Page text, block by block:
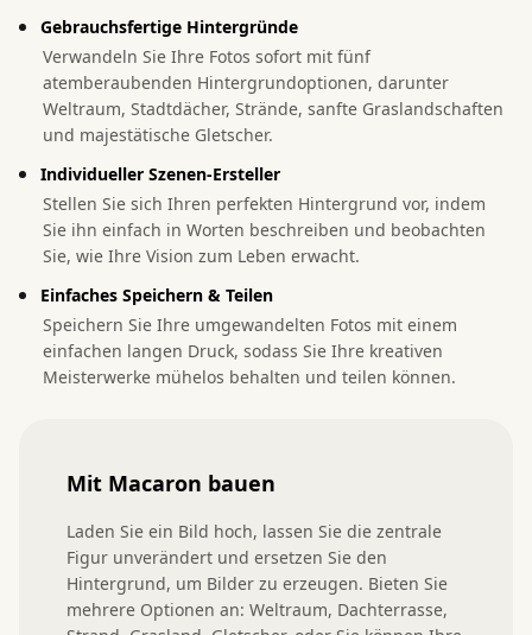
Gebrauchsfertige Hintergründe
Verwandeln Sie Ihre Fotos sofort mit fünf
atemberaubenden Hintergrundoptionen, darunter
Weltraum, Stadtdächer, Strände, sanfte Graslandschaften
und majestätische Gletscher.
Individueller Szenen-Ersteller
Stellen Sie sich Ihren perfekten Hintergrund vor, indem
Sie ihn einfach in Worten beschreiben und beobachten
Sie, wie Ihre Vision zum Leben erwacht.
Einfaches Speichern & Teilen
Speichern Sie Ihre umgewandelten Fotos mit einem
einfachen langen Druck, sodass Sie Ihre kreativen
Meisterwerke mühelos behalten und teilen können.
Mit Macaron bauen
Laden Sie ein Bild hoch, lassen Sie die zentrale
Figur unverändert und ersetzen Sie den
Hintergrund, um Bilder zu erzeugen. Bieten Sie
mehrere Optionen an: Weltraum, Dachterrasse,